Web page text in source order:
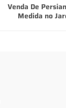
Venda De
Medida no